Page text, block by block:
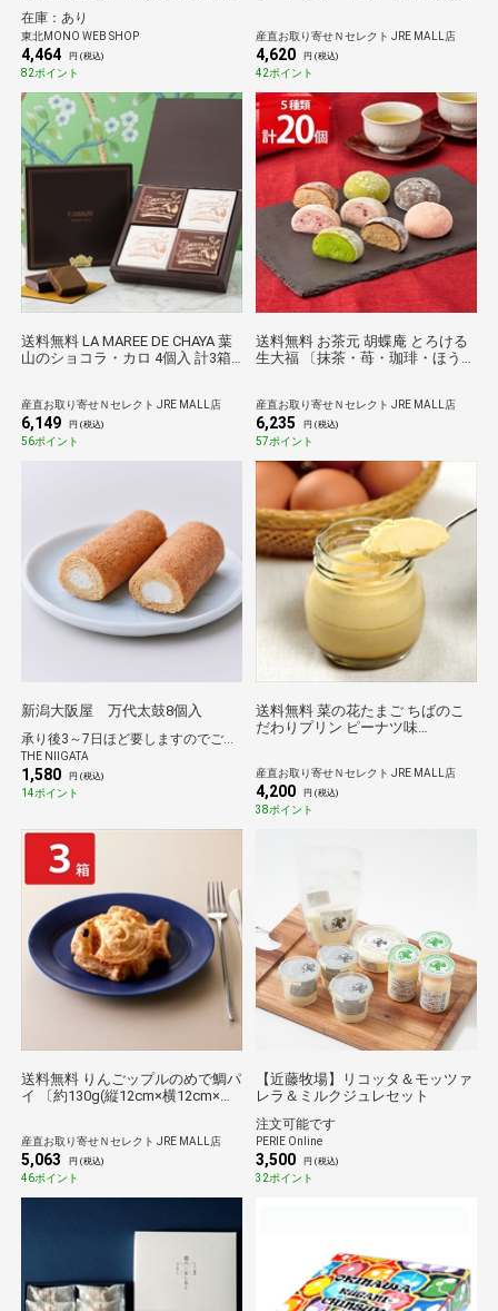
在庫：あり
東北MONO WEB SHOP
4,464 円 (税込)
82ポイント
産直お取り寄せＮセレクト JRE MALL店
4,620 円 (税込)
42ポイント
送料無料 LA MAREE DE CHAYA 葉
山のショコラ・カロ 4個入 計3箱
産直お取り寄せＮセレクト JRE MALL店
6,149 円 (税込)
56ポイント
送料無料 お茶元 胡蝶庵 とろける
生大福 〔抹茶・苺・珈琲・ほうじ
産直お取り寄せＮセレクト JRE MALL店
6,235 円 (税込)
57ポイント
新潟大阪屋 万代太鼓8個入
THE NIIGATA
1,580 円 (税込)
14ポイント
送料無料 菜の花たまご ちばのこ
だわりプリン ピーナツ味
産直お取り寄せＮセレクト JRE MALL店
4,200 円 (税込)
38ポイント
送料無料 りんごップルのめで鯛パ
イ 〔約130g(縦12cm×横12cm×高
産直お取り寄せＮセレクト JRE MALL店
5,063 円 (税込)
46ポイント
【近藤牧場】リコッタ＆モッツァ
レラ＆ミルクジュレセット
注文可能です
PERIE Online
3,500 円 (税込)
32ポイント